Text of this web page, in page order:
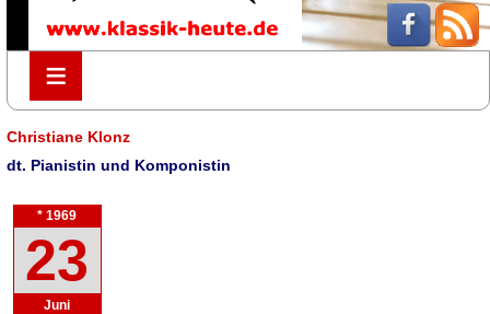
≡
≡
Christiane Klonz
dt. Pianistin und Komponistin
* 1969
23
Juni